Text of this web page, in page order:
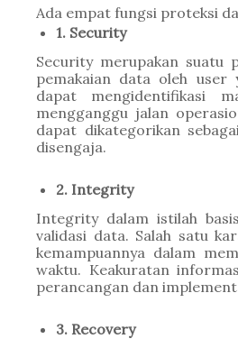
Ada empat fungsi proteksi
1. Security
Security merupakan suatu
pemakaian data oleh user
dapat mengidentifikasi
mengganggu jalan
dapat dikategorikan
disengaja.
2. Integrity
Integrity dalam istilah
validasi data. Salah satu
kemampuannya dalam
waktu. Keakuratan
perancangan dan
3. Recovery